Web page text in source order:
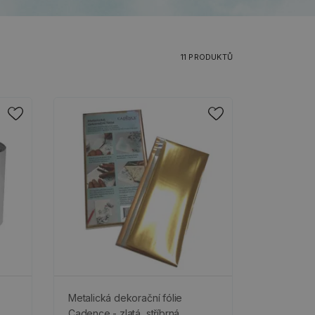
11 PRODUKTŮ
Metalická dekorační fólie